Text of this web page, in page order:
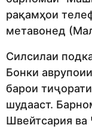
рақамҳои
метавонед
Силсилаи
Бонки
барои
шудааст.
Швейтсария ва